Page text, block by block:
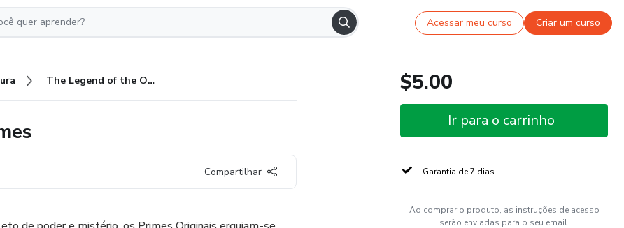
Acessar meu curso Criar um curso
The Legend of the Original Primes
Compartilhar
$5.00
Ir para o carrinho
Garantia de 7 dias
Ao comprar o produto, as instruções de acesso
serão enviadas para o seu email.